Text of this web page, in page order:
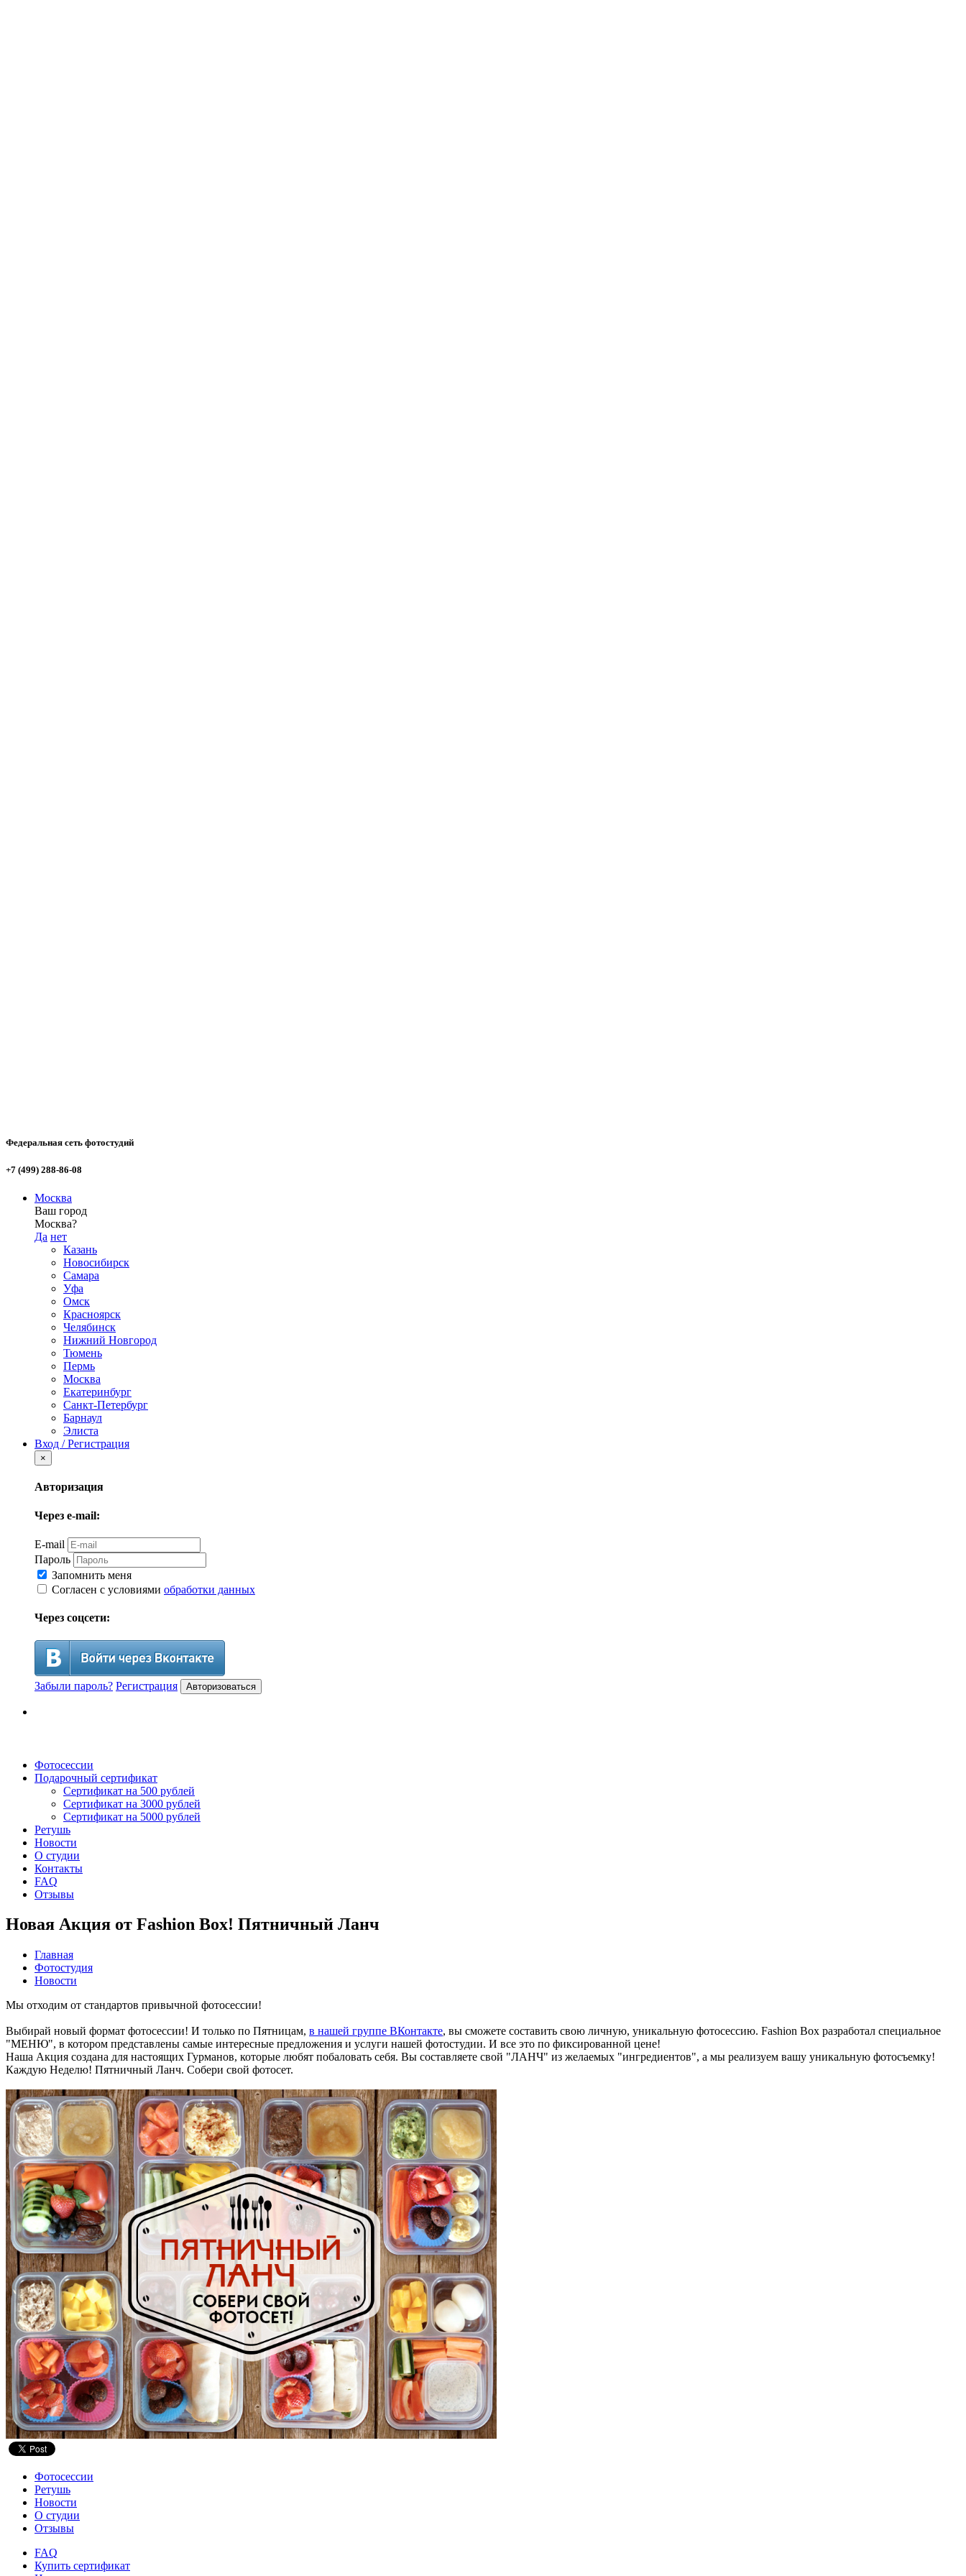
Федеральная сеть фотостудий
+7 (499) 288-86-08
Москва
Ваш город
Москва?
Да нет
Казань
Новосибирск
Самара
Уфа
Омск
Красноярск
Челябинск
Нижний Новгород
Тюмень
Пермь
Москва
Екатеринбург
Санкт-Петербург
Барнаул
Элиста
Вход / Регистрация
×
Авторизация
Через e-mail:
E-mail
Пароль
Запомнить меня
Согласен с условиями обработки данных
Через соцсети:
Забыли пароль? Регистрация Авторизоваться
Фотосессии
Подарочный сертификат
Сертификат на 500 рублей
Сертификат на 3000 рублей
Сертификат на 5000 рублей
Ретушь
Новости
О студии
Контакты
FAQ
Отзывы
Новая Акция от Fashion Box! Пятничный Ланч
Главная
Фотостудия
Новости
Мы отходим от стандартов привычной фотосессии!
Выбирай новый формат фотосессии! И только по Пятницам, в нашей группе ВКонтакте, вы сможете составить свою личную, уникальную фотосессию. Fashion Box разработал специальное
"МЕНЮ", в котором представлены самые интересные предложения и услуги нашей фотостудии. И все это по фиксированной цене!
Наша Акция создана для настоящих Гурманов, которые любят побаловать себя. Вы составляете свой "ЛАНЧ" из желаемых "ингредиентов", а мы реализуем вашу уникальную фотосъемку!
Каждую Неделю! Пятничный Ланч. Собери свой фотосет.
Фотосессии
Ретушь
Новости
О студии
Отзывы
FAQ
Купить сертификат